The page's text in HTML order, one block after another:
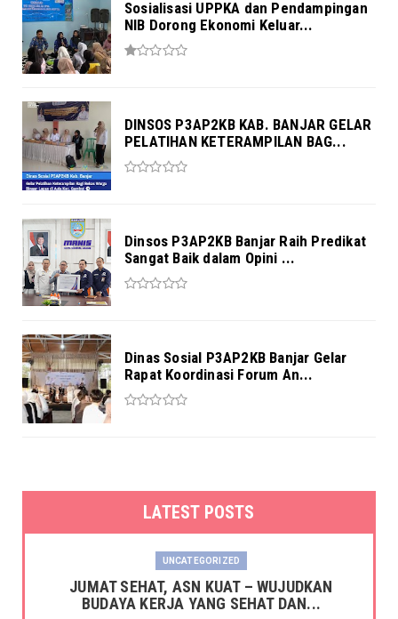
Sosialisasi UPPKA dan Pendampingan
NIB Dorong Ekonomi Keluar...
DINSOS P3AP2KB KAB. BANJAR GELAR
PELATIHAN KETERAMPILAN BAG...
Dinsos P3AP2KB Banjar Raih Predikat
Sangat Baik dalam Opini ...
Dinas Sosial P3AP2KB Banjar Gelar
Rapat Koordinasi Forum An...
LATEST POSTS
UNCATEGORIZED
JUMAT SEHAT, ASN KUAT – WUJUDKAN
BUDAYA KERJA YANG SEHAT DAN...